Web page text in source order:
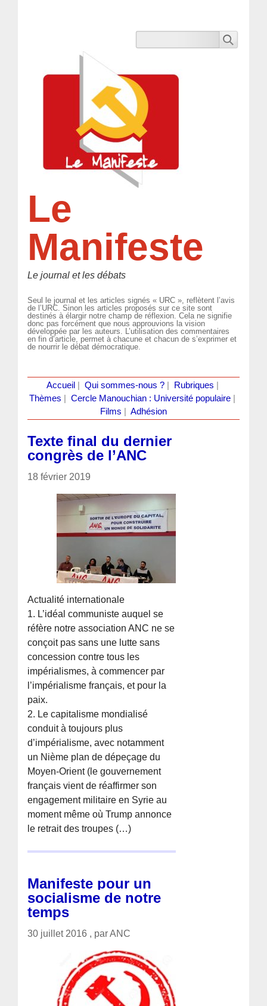
Le
Manifeste
Le journal et les débats
Seul le journal et les articles signés « URC », reflètent l’avis
de l’URC. Sinon les articles proposés sur ce site sont
destinés à élargir notre champ de réflexion. Cela ne signifie
donc pas forcément que nous approuvions la vision
développée par les auteurs. L’utilisation des commentaires
en fin d’article, permet à chacune et chacun de s’exprimer et
de nourrir le débat démocratique.
Accueil Qui sommes-nous ?| Rubriques
Thèmes
Cercle Manouchian : Université populaire
Films
Adhésion
Texte final du dernier
congrès de l’ANC
18 février 2019
Actualité internationale
1. L’idéal communiste auquel se
réfère notre association ANC ne se
conçoit pas sans une lutte sans
concession contre tous les
impérialismes, à commencer par
l’impérialisme français, et pour la
paix.
2. Le capitalisme mondialisé
conduit à toujours plus
d’impérialisme, avec notamment
un Nième plan de dépeçage du
Moyen-Orient (le gouvernement
français vient de réaffirmer son
engagement militaire en Syrie au
moment même où Trump annonce
le retrait des troupes (…)
Manifeste pour un
socialisme de notre
temps
30 juillet 2016 , par ANC